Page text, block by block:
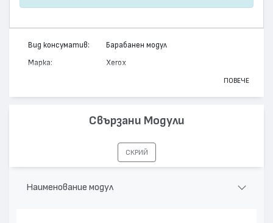
Вид консуматив: Барабанен модул
Марка: Xerox
Цвят: Монохромен
WorkCentre 5230
ПОВЕЧЕ
Свързани Модули
СКРИЙ
Наименование модул